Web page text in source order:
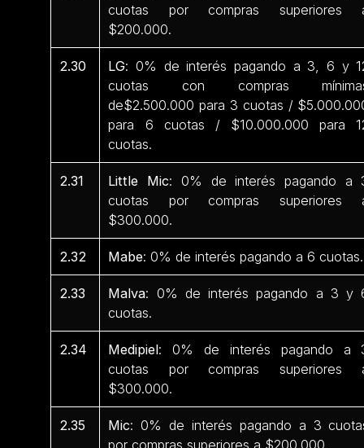
cuotas por compras superiores
$200.000.
2.30 LG: 0% de interés pagando a 3, 6 y
cuotas con compras
de$2.500.000 para 3 cuotas /
para 6 cuotas / $10.000.000 para
cuotas.
2.31 Little Mic: 0% de interés pagando a
cuotas por compras superiores
$300.000.
2.32 Mabe: 0% de interés pagando a 6 cuotas.
2.33 Malva: 0% de interés pagando a 3 y
cuotas.
2.34 Medipiel: 0% de interés pagando a
cuotas por compras superiores
$300.000.
2.35 Mic: 0% de interés pagando a 3
por compras superiores a $200.000.